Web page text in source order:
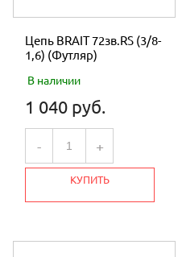
Цепь BRAIT 72зв.RS (3/8-
1,6) (Футляр)
В наличии
1 040 руб.
- +
КУПИТЬ